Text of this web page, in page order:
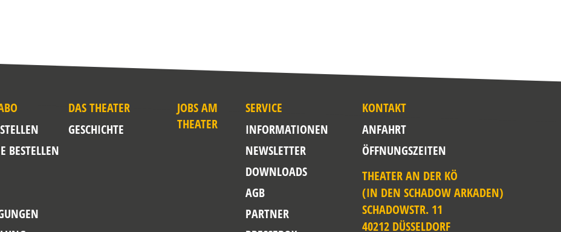
BESTELLEN
DAS THEATER
GESCHICHTE
JOBS AM
THEATER
SERVICE
INFORMATIONEN
NEWSLETTER
DOWNLOADS
AGB
PARTNER
KONTAKT
ANFAHRT
ÖFFNUNGSZEITEN
THEATER AN DER KÖ
(IN DEN SCHADOW ARKADEN)
SCHADOWSTR. 11
40212 DÜSSELDORF